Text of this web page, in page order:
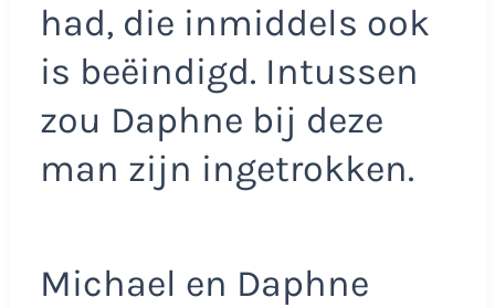
had, die inmiddels ook
is beëindigd. Intussen
zou Daphne bij deze
man zijn ingetrokken.
Michael en Daphne